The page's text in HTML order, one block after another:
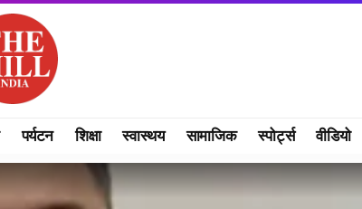
पर्यटन शिक्षा स्वास्थय सामाजिक स्पोर्ट्स वीडियो